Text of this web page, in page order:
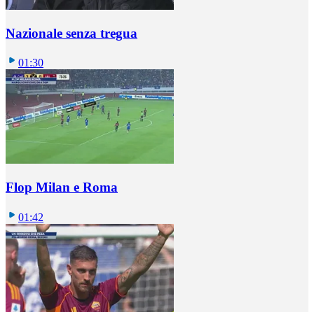
Nazionale senza tregua
01:30
Flop Milan e Roma
01:42